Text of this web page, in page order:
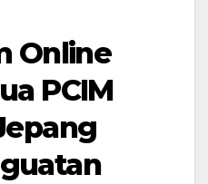
Online
PCIM